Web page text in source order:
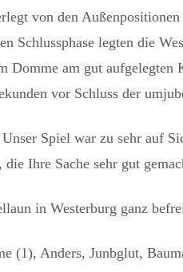
von den
Schlussphase legten die
Domme am gut
vor Schluss der
Spiel war zu sehr auf
Ihre Sache sehr gut
in Westerburg ganz
Anders, Junbglut,